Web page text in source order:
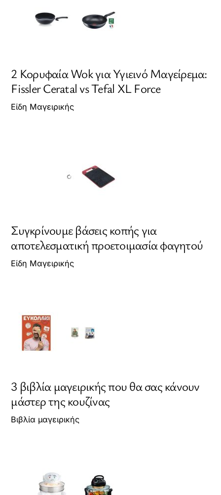
2 Κορυφαία Wok για Υγιεινό Μαγείρεμα:
Fissler Ceratal vs Tefal XL Force
Είδη Μαγειρικής
Συγκρίνουμε βάσεις κοπής για
αποτελεσματική προετοιμασία φαγητού
Είδη Μαγειρικής
3 βιβλία μαγειρικής που θα σας κάνουν
μάστερ της κουζίνας
Βιβλία μαγειρικής